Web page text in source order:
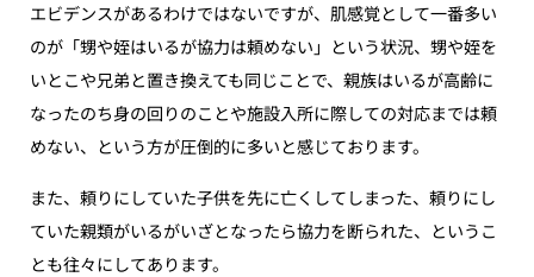
エビデンスがあるわけではないですが、肌感覚として一番多い
のが「甥や姪はいるが協力は頼めない」という状況、甥や姪を
いとこや兄弟と置き換えても同じことで、親族はいるが高齢に
なったのち身の回りのことや施設入所に際しての対応までは頼
めない、という方が圧倒的に多いと感じております。
また、頼りにしていた子供を先に亡くしてしまった、頼りにし
ていた親類がいるがいざとなったら協力を断られた、というこ
とも往々にしてあります。